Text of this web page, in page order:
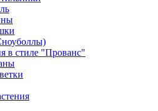
в стиле "Прованс"